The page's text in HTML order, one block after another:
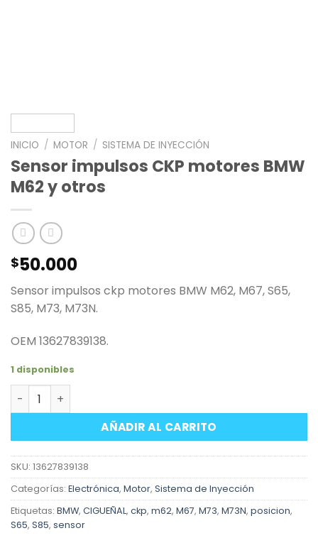
INICIO / MOTOR / SISTEMA DE INYECCIÓN
Sensor impulsos CKP motores BMW
M62 y otros
$50.000
Sensor impulsos ckp motores BMW M62, M67, S65,
S85, M73, M73N.
OEM 13627839138.
1 disponibles
Sensor impulsos CKP motores BMW M62 y otros cantidad
AÑADIR AL CARRITO
SKU: 13627839138
Categorías: Electrónica, Motor, Sistema de Inyección
Etiquetas: BMW, CIGUEÑAL, ckp, m62, M67, M73, M73N, posicion,
S65, S85, sensor